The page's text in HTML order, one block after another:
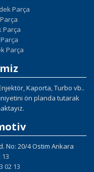
Parça
Parça
Parça
Kaporta, Turbo vb..
ön planda tutarak
No: 20/4 Ostim Ankara
13
02 13